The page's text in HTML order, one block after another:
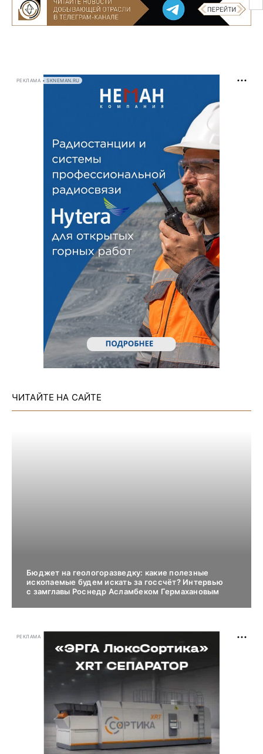
РЕКЛАМА • SKNEMAN.RU
ЧИТАЙТЕ НА САЙТЕ
Бюджет на геологоразведку: какие полезные
ископаемые будем искать за госсчёт? Интервью
с замглавы Роснедр Асламбеком Гермахановым
РЕКЛАМА